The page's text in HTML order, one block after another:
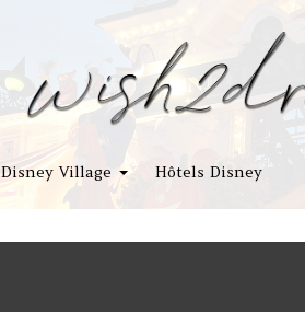
Disney Village Hôtels Disney